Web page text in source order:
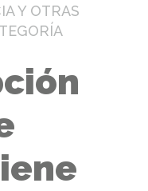
Y OTRAS